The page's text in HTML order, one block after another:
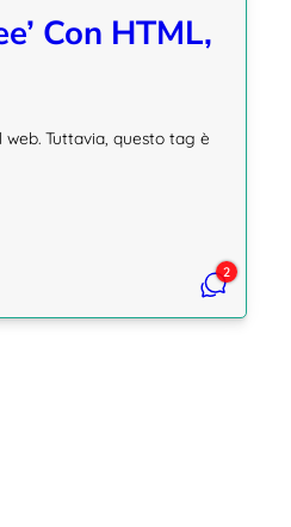
Con HTML,
Tuttavia, questo tag è
2